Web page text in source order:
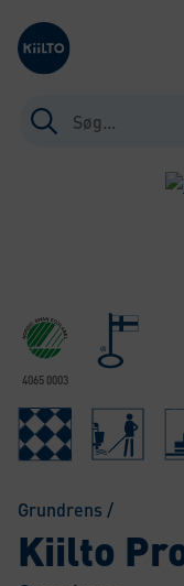
Kiilto Denmark
Søg
efter:
4065 0003
Grundrens /
Kiilto